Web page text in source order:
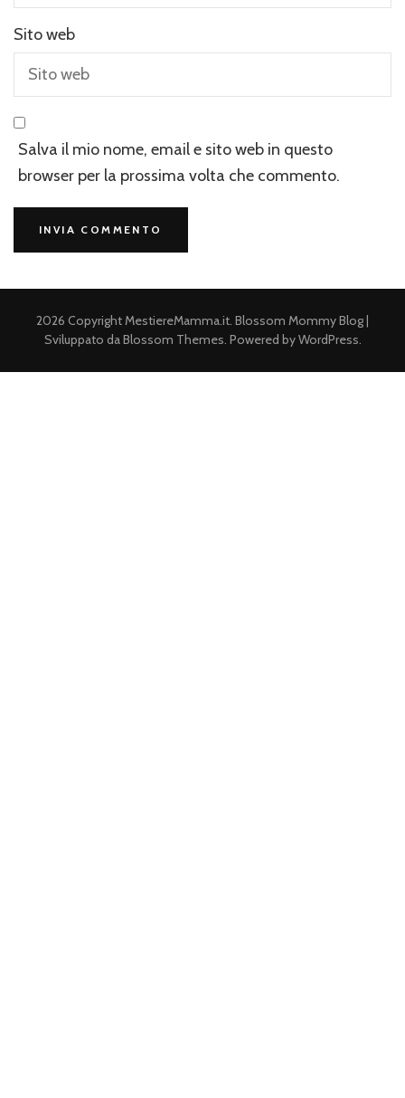
Sito web
Salva il mio nome, email e sito web in questo
browser per la prossima volta che commento.
2026 CopyrightMestiereMamma.it. Blossom Mommy Blog |
Sviluppato daBlossom Themes. Powered byWordPress.